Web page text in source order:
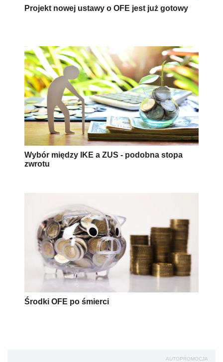
Projekt nowej ustawy o OFE jest już gotowy
Wybór między IKE a ZUS - podobna stopa
zwrotu
Środki OFE po śmierci
AUTOPROMOCJA